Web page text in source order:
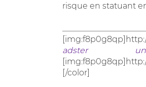
risque en statuant
adster
[/color]